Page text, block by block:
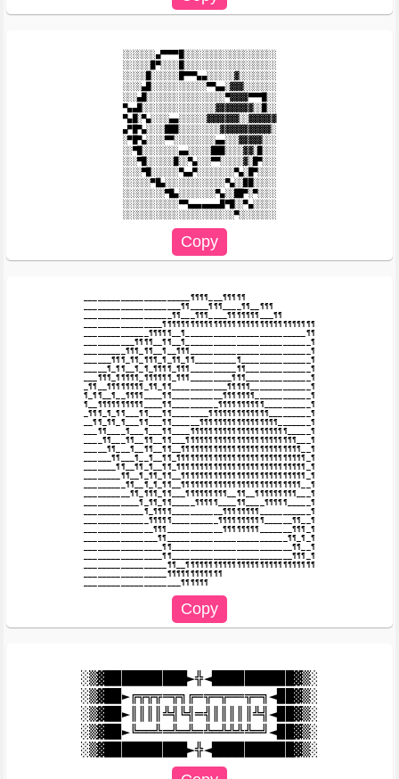
░░░░░░░▄▀▀▀▀█░░░░░░░░░░░░░░░░░░░░
░░░░░░█▀░░░░█░░░░░░░░░░░░░░░░░░░░
░░░░░█░░░░░░█▀▀▀▄▄░░░░░░▓░░░░░░░░
░░░░▄█░░░░░░░░░░░░▀▀▄▄░▓▓▓░░░░░░░
░░░▄█░░░░░░░░░░░░░░░░░▀▓▓▓▓▀▀▀█░░
▀▄▄█░░░░░░░░░░░░░░░░▓▓▓▓▓▓▓▓░░█░░
▀▄█░▀▄░░░░▄▄░░░░░░▓▓▓▓▓▓▓░░▓▓▓▓▓▓
▄▀█▀▄░░░░███░░░░░░░░░▓▓▓▓▓▓▓▓▓▓▓░
░▀█▀▄░░░░▀▀░░░░░░░░░▄▄░░░▓▓▓▓▓░░░
░░▀█░░░░░░░░▄▄░░░░░███░░░░▓▓░█░░░
░░░▀█░░░░░░█░░▀▄░░░▀▀░░░░░▓░█▀░░░
░░░░▀█░░░░░░▀▄▄▀░░░░░░░░▀▄░█▀░░░░
░░░░░░▀█▄░░░░░░░░░░░░░▀▄░░██░░░░░
░░░░░░░░░▀█▄░░░░░░░░▀▄░░██▀░▀░░░░
░░░░░░░░░░░░▀▀▄▄▄▄▄▄▄█▀█░░▀▄░░░░░
░░░░░░░░░░░░░░░░░░░░░░░░▀░░░░░░░░
_______________________¶¶¶¶___¶¶¶¶¶
_____________________¶¶____¶¶¶____¶¶__¶¶¶
___________________¶¶___¶¶¶____¶¶¶¶¶¶¶___¶¶
_________________¶¶¶¶¶¶¶¶¶¶¶¶¶¶¶¶¶¶¶¶¶¶¶¶¶¶¶¶¶¶¶¶¶
______________¶¶¶¶¶__¶__________________________¶¶
___________¶¶¶¶__¶¶__¶___________________________¶
_________¶¶¶_¶¶__¶__¶¶¶__________________________¶
______¶¶¶_¶¶_¶¶¶_¶_¶¶_¶¶_________¶_______________¶
_____¶_¶¶__¶_¶_¶¶¶¶_¶¶¶__________¶¶______________¶
___¶¶¶_¶¶¶¶¶_¶¶¶¶¶¶_¶¶¶_________¶¶¶______________¶
_¶¶__¶¶¶¶¶¶¶¶_¶¶_¶¶____________¶¶¶¶¶_____________¶
¶_¶¶__¶__¶¶¶¶____¶¶___________¶¶¶¶¶¶¶____________¶
¶__¶¶¶¶¶¶¶¶¶¶____¶¶__________¶¶¶¶¶¶¶¶¶¶__________¶
_¶¶¶_¶_¶¶___¶¶___¶¶________¶¶¶¶¶¶¶¶¶¶¶¶¶_________¶
__¶¶_¶¶_¶___¶¶___¶¶______¶¶¶¶¶¶¶¶¶¶¶¶¶¶¶¶¶_______¶
___¶¶____¶___¶___¶¶____¶¶¶¶¶¶¶¶¶¶¶¶¶¶¶¶¶¶¶¶¶_____¶
____¶¶___¶¶__¶¶__¶¶___¶¶¶¶¶¶¶¶¶¶¶¶¶¶¶¶¶¶¶¶¶¶¶¶___¶
_____¶¶___¶__¶¶__¶¶__¶¶¶¶¶¶¶¶¶¶¶¶¶¶¶¶¶¶¶¶¶¶¶¶¶¶__¶
______¶¶___¶__¶__¶¶_¶¶¶¶¶¶¶¶¶¶¶¶¶¶¶¶¶¶¶¶¶¶¶¶¶¶¶¶_¶
_______¶¶__¶¶_¶__¶¶_¶¶¶¶¶¶¶¶¶¶¶¶¶¶¶¶¶¶¶¶¶¶¶¶¶¶¶¶_¶
________¶¶__¶_¶¶_¶¶__¶¶¶¶¶¶¶¶¶¶¶¶¶¶¶¶¶¶¶¶¶¶¶¶¶¶¶_¶
_________¶¶__¶_¶_¶¶__¶¶¶¶¶¶¶¶¶¶¶¶¶¶¶¶¶¶¶¶¶¶¶¶¶¶__¶
__________¶¶_¶¶¶_¶¶___¶¶¶¶¶¶¶¶¶__¶¶__¶¶¶¶¶¶¶¶¶___¶
____________¶_¶¶_¶¶_____¶¶¶¶¶____¶¶____¶¶¶¶¶_____¶
_____________¶_¶¶¶¶___________¶¶¶¶¶¶¶¶___________¶
______________¶¶¶¶¶__________¶¶¶¶¶¶¶¶¶¶______¶¶__¶
_______________¶¶¶____________¶¶¶¶¶¶¶¶_______¶¶¶_¶
________________¶¶__________________________¶¶_¶_¶
_________________¶¶__________________________¶¶__¶
_________________¶¶__________________________¶¶¶_¶
__________________¶¶__¶¶¶¶¶¶¶¶¶¶¶¶¶¶¶¶¶¶¶¶¶¶¶¶¶¶¶¶
__________________¶¶¶¶¶¶¶¶¶¶¶¶
░▒▓██████████►╬◄██████████▓▒░
░▒▓██►╔╦╦╦═╦╗╔═╦═╦══╦═╗◄██▓▒░
░▒▓██►║║║║╩╣╚╣═╣║║║║║╩╣◄██▓▒░
░▒▓██►╚══╩═╩═╩═╩═╩╩╩╩═╝◄██▓▒░